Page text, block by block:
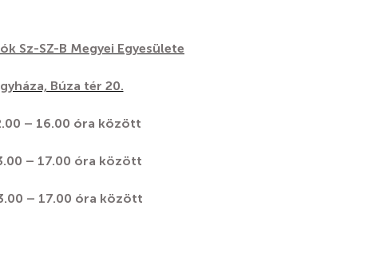
Sz-SZ-B Megyei Egyesülete
Búza tér 20.
– 16.00 óra között
– 17.00 óra között
– 17.00 óra között